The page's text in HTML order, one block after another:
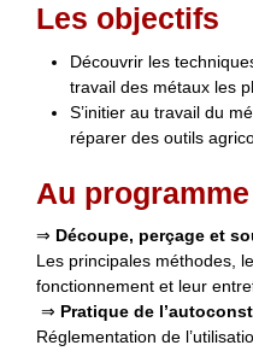
Les objectifs
Découvrir les
travail des métaux les
S’initier au travail du
réparer des outils
Au programme
⇒ Découpe, perçage et
Les principales méthodes,
fonctionnement et leur
⇒ Pratique de
Réglementation de